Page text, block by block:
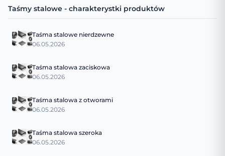
Taśmy stalowe - charakterystki produktów
Taśma stalowe nierdzewne
06.05.2026
Taśma stalowa zaciskowa
06.05.2026
Taśma stalowa z otworami
06.05.2026
Taśma stalowa szeroka
06.05.2026